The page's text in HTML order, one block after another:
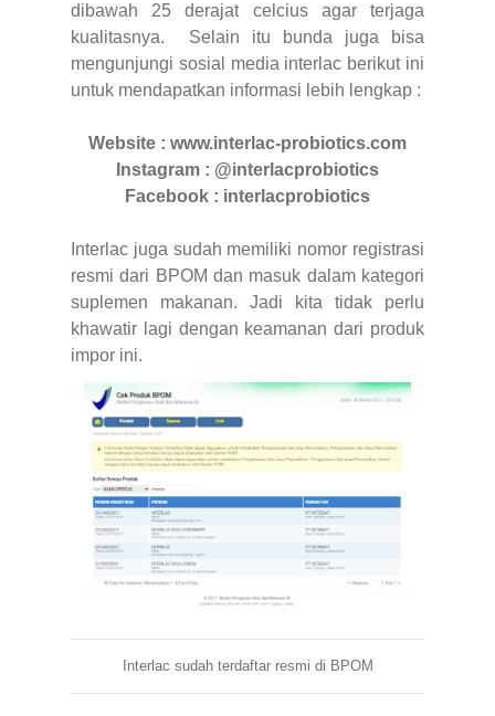
dibawah 25 derajat celcius agar terjaga
kualitasnya. Selain itu bunda juga bisa
mengunjungi sosial media interlac berikut ini
untuk mendapatkan informasi lebih lengkap :
Website : www.interlac-probiotics.com
Instagram : @interlacprobiotics
Facebook : interlacprobiotics
Interlac juga sudah memiliki nomor registrasi
resmi dari BPOM dan masuk dalam kategori
suplemen makanan. Jadi kita tidak perlu
khawatir lagi dengan keamanan dari produk
impor ini.
Interlac sudah terdaftar resmi di BPOM